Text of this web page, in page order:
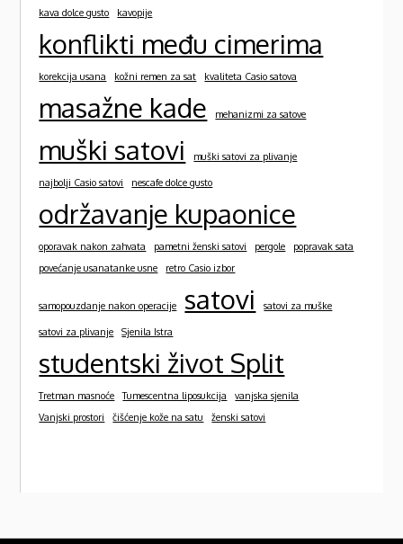
kava dolce gusto kavopije
konflikti među cimerima
korekcija usana kožni remen za sat kvaliteta Casio satova
masažne kade mehanizmi za satove
muški satovi muški satovi za plivanje
najbolji Casio satovi nescafe dolce gusto
održavanje kupaonice
oporavak nakon zahvata pametni ženski satovi pergole
popravak sata
povećanje usanatanke usne
retro Casio izbor
samopouzdanje nakon operacije satovi satovi za muške
satovi za plivanje Sjenila Istra
studentski život Split
Tretman masnoće Tumescentna liposukcija
vanjska sjenila
Vanjski prostori
čišćenje kože na satu ženski satovi